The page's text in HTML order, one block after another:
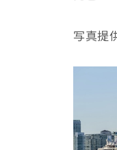
写真提